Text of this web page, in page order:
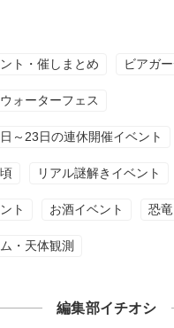
ト・催しまとめ ビアガ
ォーターフェス
～23日の連休開催イベント
リアル謎解きイベント
ト お酒イベント 恐
・天体観測
編集部イチオシ